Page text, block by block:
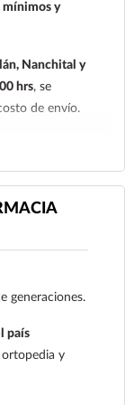
mínimos y
Nanchital y
hrs, se
de envío.
mediante
el territorio
los
hrs.El
es de
debe
generaciones.
país
ortopedia y